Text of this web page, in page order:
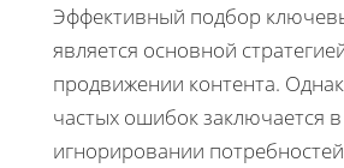
Эффективный подбор
является основной
продвижении контента.
частых ошибок заключается в
игнорировании